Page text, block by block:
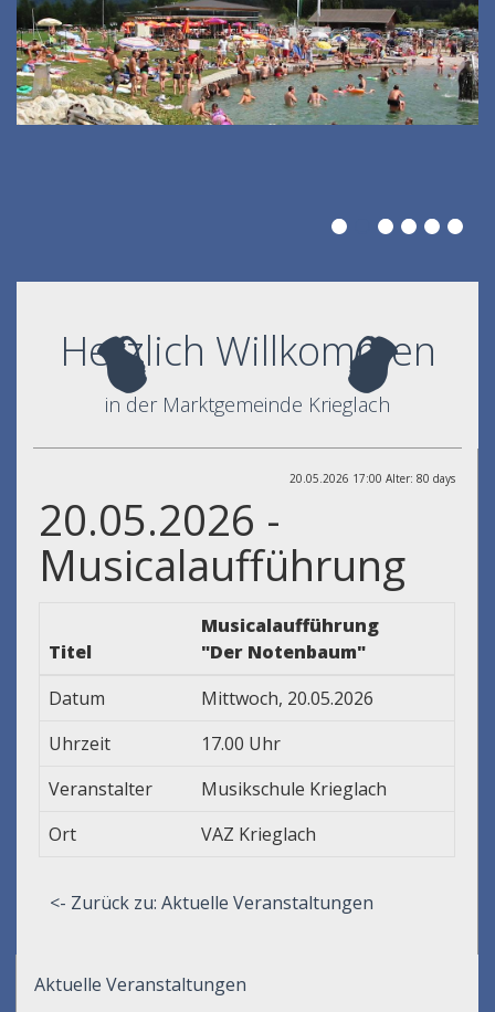
Herzlich Willkommen
in der Marktgemeinde Krieglach
20.05.2026 17:00 Alter: 80 days
20.05.2026 -
Musicalaufführung
Titel
Musicalaufführung
"Der Notenbaum"
Datum
Mittwoch, 20.05.2026
Uhrzeit
17.00 Uhr
Veranstalter
Musikschule Krieglach
Ort
VAZ Krieglach
<- Zurück zu: Aktuelle Veranstaltungen
Aktuelle Veranstaltungen